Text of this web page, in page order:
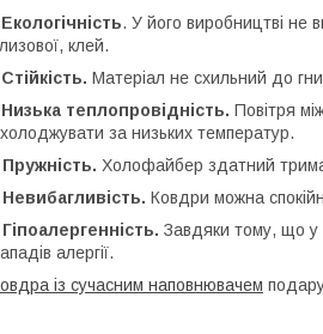
Екологічність. У його виробництві не
клей.
Стійкість. Матеріал не схильний до
Низька теплопровідність. Повітря
за низьких температур.
Холофайбер здатний
Ковдри можна
Завдяки тому, що у
алергії.
із сучасним наповнювачем